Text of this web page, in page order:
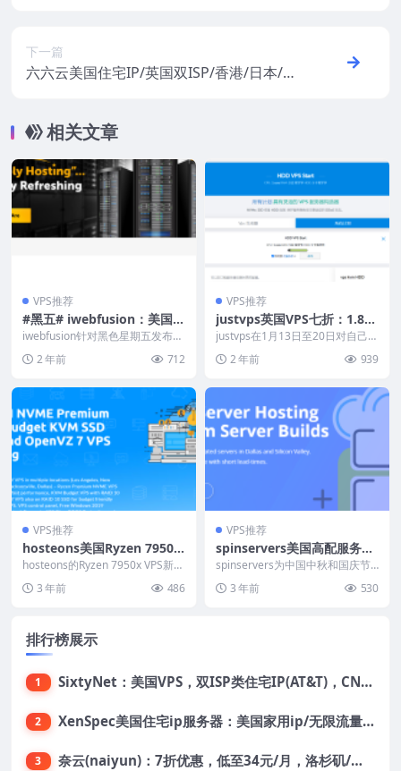
下一篇
六六云美国住宅IP/英国双ISP/香港/日本/韩
相关文章
VPS推荐
#黑五# iwebfusion：美国独
服低至$45/月，e3/e5/I7/Go
ld/Platinum/AMD Ryzen 9
9950X/EPYC 9754等多种配
置
iwebfusion针对黑色星期五发布了
多款美国独立服务器，低至45美元
起，给1...
2 年前 712
VPS推荐
justvps英国VPS七折：1.84
美元/月，另有新加坡/香港/
美国等24个机房可选，支持
银联卡/Paypal
justvps在1月13日至20日对自己的
英国伦敦机房服务器限时优惠3
0%，年付...
2 年前 939
VPS推荐
hosteons美国Ryzen 7950x
VPS新增洛杉矶/达拉斯机
房，VDS独享CPU，7美元/月
起，11美元/半年套餐有货，
hosteons的Ryzen 7950x VPS新增
3 年前 486
VPS推荐
spinservers美国高配服务
器：$179，2e5-2683v4、51
2G内存、23.84T SSD、1Gb
ps带宽不限流量
spinservers为中国中秋和国庆节
器，低至$5...
3 年前 530
排行榜展示
1 SixtyNet：美国VPS，双ISP类住宅IP(AT&T)，CN2 GIA网络，超高DDoS防御，$14/月，2G内存/2核/40gSSD/5T流量/10Gbps带宽
2 XenSpec美国住宅ip服务器：美国家用ip/无限流量/10Gbps独享带宽/449美元/月起，支持支付宝
3 奈云(naiyun)：7折优惠，低至34元/月，洛杉矶/香港机房，三网CN2 GIA/CUII/高防保护，解锁Chatgpt/Tiktok